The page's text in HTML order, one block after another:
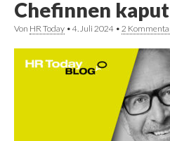
Chefinnen
Von HR Today • 4. Juli 2024 • 2